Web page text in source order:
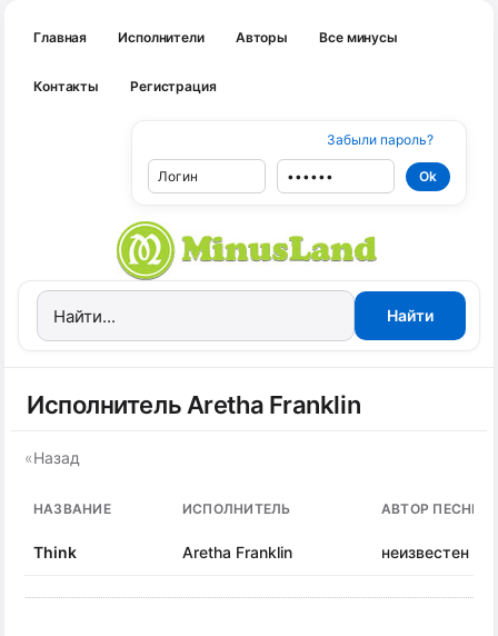
Главная Исполнители Авторы Все минусы
Контакты Регистрация
Забыли пароль?
Исполнитель Aretha Franklin
«Назад
НАЗВАНИЕ ИСПОЛНИТЕЛЬ АВТОР ПЕСНИ
Think Aretha Franklin неизвестен